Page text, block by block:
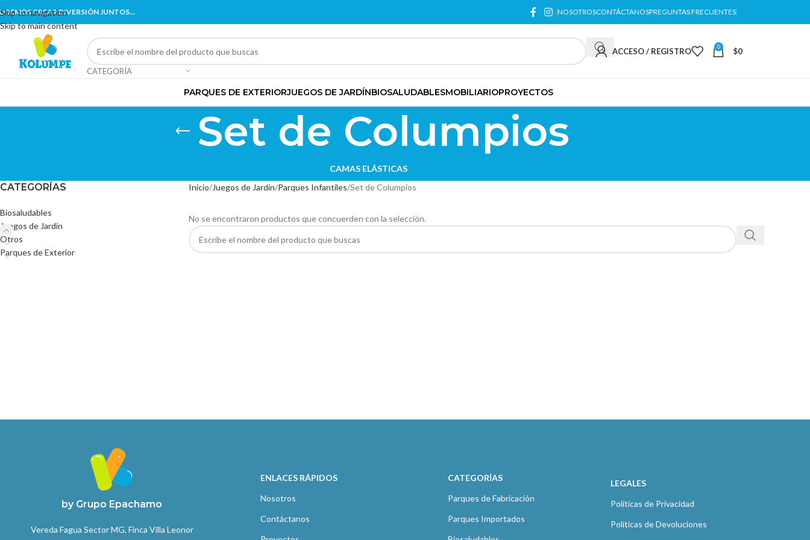
Skip to navigation
Skip to main content
CREAR DIVERSIÓN JUNTOS… NOSOTROSCONTÁCTANOSPREGUNTAS FRECUENTES
CATEGORÍA
ACCESO / REGISTRO 0 $0
PARQUES DE EXTERIORJUEGOS DE JARDÍNBIOSALUDABLESMOBILIARIOPROYECTOS
Set de Columpios
CAMAS ELÁSTICAS
CATEGORÍAS
Biosaludables
Juegos de Jardín
Otros
Parques de Exterior
Inicio Juegos de Jardín Parques Infantiles Set de Columpios
No se encontraron productos que concuerden con la selección.
by Grupo Epachamo
Vereda Fagua Sector MG, Finca Villa Leonor
ENLACES RÁPIDOS
Nosotros
Contáctanos
CATEGORÍAS
Parques de Fabricación
Parques Importados
LEGALES
Políticas de Privacidad
Políticas de Devoluciones